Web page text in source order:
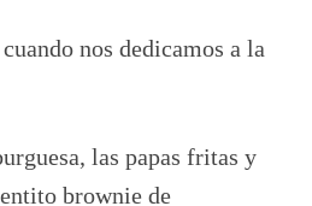
nos dedicamos a la
las papas fritas y
brownie de